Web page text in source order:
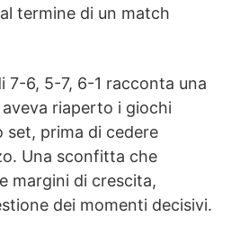
termine di un match
7-6, 5-7, 6-1 racconta una
aveva riaperto i giochi
set, prima di cedere
Una sconfitta che
margini di crescita,
dei momenti decisivi.